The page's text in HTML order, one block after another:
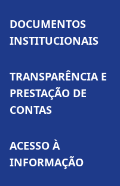
DOCUMENTOS
INSTITUCIONAIS
TRANSPARÊNCIA E
PRESTAÇÃO DE
CONTAS
ACESSO À
INFORMAÇÃO